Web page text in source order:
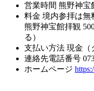
営業時間 熊野神宝
料金 境内参拝は無
熊野神宝館拝観
る）
支払い方法 現金（
連絡先電話番号
ホームページ